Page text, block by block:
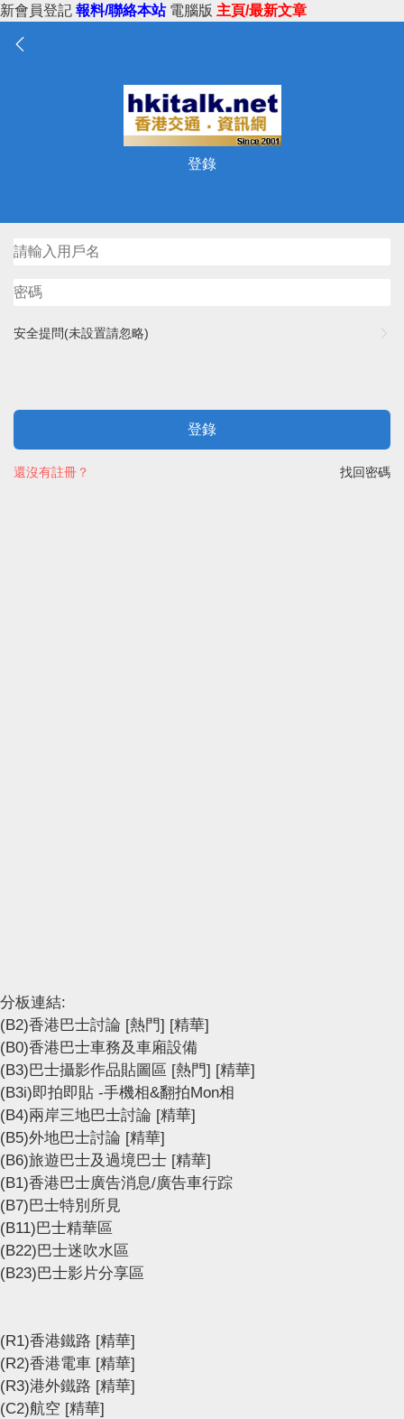
新會員登記 報料/聯絡本站 電腦版 主頁/最新文章
登錄
安全提問(未設置請忽略)
登錄
找回密碼
還沒有註冊？
分板連結:
(B2)香港巴士討論 [熱門] [精華]
(B0)香港巴士車務及車廂設備
(B3)巴士攝影作品貼圖區 [熱門] [精華]
(B3i)即拍即貼 -手機相&翻拍Mon相
(B4)兩岸三地巴士討論 [精華]
(B5)外地巴士討論 [精華]
(B6)旅遊巴士及過境巴士 [精華]
(B1)香港巴士廣告消息/廣告車行踪
(B7)巴士特別所見
(B11)巴士精華區
(B22)巴士迷吹水區
(B23)巴士影片分享區
(R1)香港鐵路 [精華]
(R2)香港電車 [精華]
(R3)港外鐵路 [精華]
(C2)航空 [精華]